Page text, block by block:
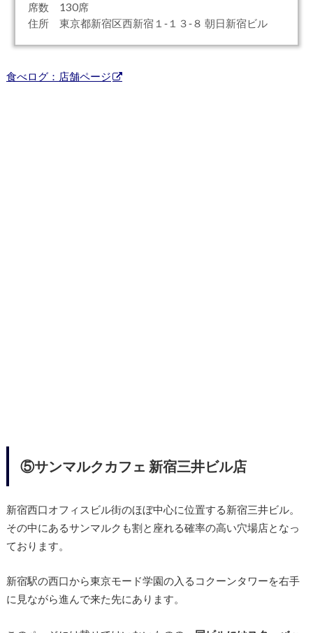
席数 130席
住所 東京都新宿区西新宿１‐１３‐８ 朝日新宿ビル
食べログ：店舗ページ
⑤サンマルクカフェ 新宿三井ビル店
新宿西口オフィスビル街のほぼ中心に位置する新宿三井ビル。
その中にあるサンマルクも割と座れる確率の高い穴場店となっ
ております。
新宿駅の西口から東京モード学園の入るコクーンタワーを右手
に見ながら進んで来た先にあります。